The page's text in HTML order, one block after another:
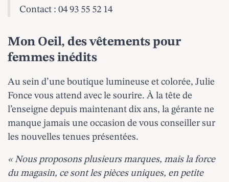
Contact : 04 93 55 52 14
Mon Oeil, des vêtements pour
femmes inédits
Au sein d’une boutique lumineuse et colorée, Julie
Fonce vous attend avec le sourire. À la tête de
l’enseigne depuis maintenant dix ans, la gérante ne
manque jamais une occasion de vous conseiller sur
les nouvelles tenues présentées.
« Nous proposons plusieurs marques, mais la force
du magasin, ce sont les pièces uniques, en petite